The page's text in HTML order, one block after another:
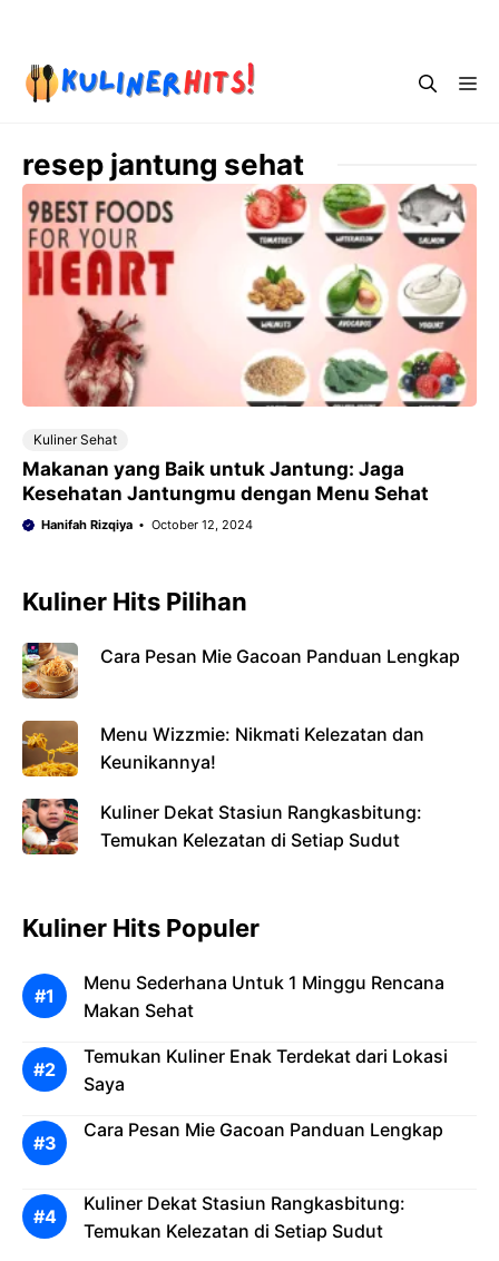
content
resep jantung sehat
Kuliner Sehat
Makanan yang Baik untuk Jantung: Jaga
Kesehatan Jantungmu dengan Menu Sehat
Hanifah Rizqiya October 12, 2024
Kuliner Hits Pilihan
Cara Pesan Mie Gacoan Panduan Lengkap
Menu Wizzmie: Nikmati Kelezatan dan
Keunikannya!
Kuliner Dekat Stasiun Rangkasbitung:
Temukan Kelezatan di Setiap Sudut
Kuliner Hits Populer
Menu Sederhana Untuk 1 Minggu Rencana
Makan Sehat
Temukan Kuliner Enak Terdekat dari Lokasi
Saya
Cara Pesan Mie Gacoan Panduan Lengkap
Kuliner Dekat Stasiun Rangkasbitung:
Temukan Kelezatan di Setiap Sudut